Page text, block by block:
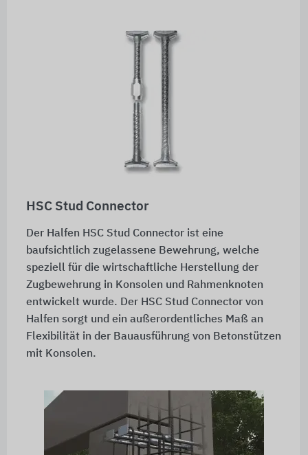
HSC Stud Connector
Der Halfen HSC Stud Connector ist eine
baufsichtlich zugelassene Bewehrung, welche
speziell für die wirtschaftliche Herstellung der
Zugbewehrung in Konsolen und Rahmenknoten
entwickelt wurde. Der HSC Stud Connector von
Halfen sorgt und ein außerordentliches Maß an
Flexibilität in der Bauausführung von Betonstützen
mit Konsolen.